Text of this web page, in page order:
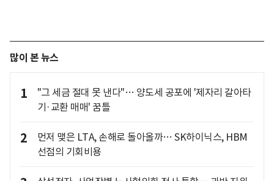
많이 본 뉴스
1
"그 세금 절대 못 낸다"… 양도세 공포에 '제자리 갈아타
기·교환 매매' 꿈틀
2
먼저 맺은 LTA, 손해로 돌아올까… SK하이닉스, HBM
선점의 기회비용